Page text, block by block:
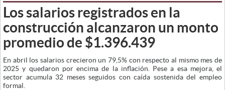
Los salarios registrados en la
construcción alcanzaron un monto
promedio de $1.396.439
En abril los salarios crecieron un 79,5% con respecto al mismo mes de
2025 y quedaron por encima de la inflación. Pese a esa mejora, el
sector acumula 32 meses seguidos con caída sostenida del empleo
formal.